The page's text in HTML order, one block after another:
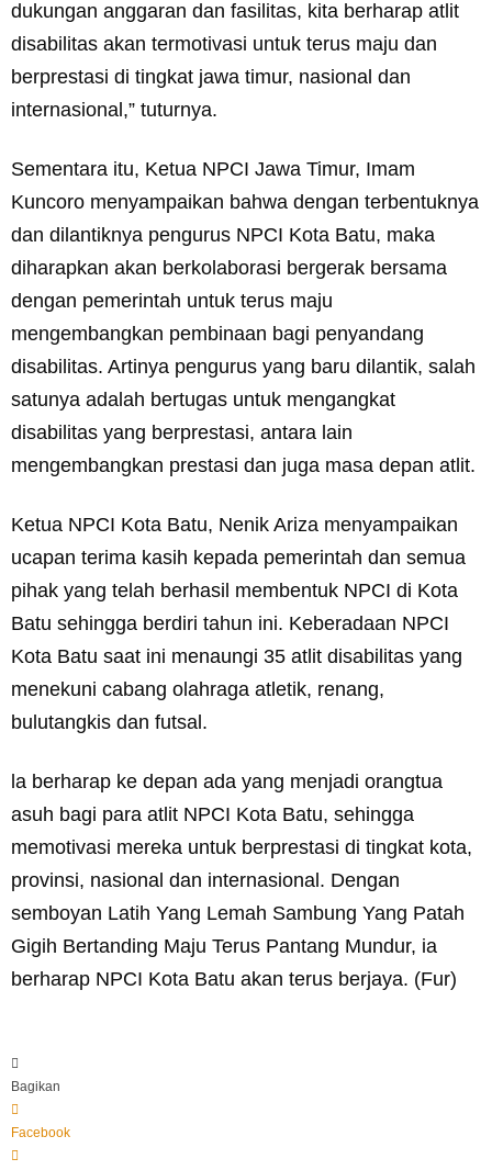
dukungan anggaran dan fasilitas, kita berharap atlit
disabilitas akan termotivasi untuk terus maju dan
berprestasi di tingkat jawa timur, nasional dan
internasional,” tuturnya.
Sementara itu, Ketua NPCI Jawa Timur, Imam
Kuncoro menyampaikan bahwa dengan terbentuknya
dan dilantiknya pengurus NPCI Kota Batu, maka
diharapkan akan berkolaborasi bergerak bersama
dengan pemerintah untuk terus maju
mengembangkan pembinaan bagi penyandang
disabilitas. Artinya pengurus yang baru dilantik, salah
satunya adalah bertugas untuk mengangkat
disabilitas yang berprestasi, antara lain
mengembangkan prestasi dan juga masa depan atlit.
Ketua NPCI Kota Batu, Nenik Ariza menyampaikan
ucapan terima kasih kepada pemerintah dan semua
pihak yang telah berhasil membentuk NPCI di Kota
Batu sehingga berdiri tahun ini. Keberadaan NPCI
Kota Batu saat ini menaungi 35 atlit disabilitas yang
menekuni cabang olahraga atletik, renang,
bulutangkis dan futsal.
la berharap ke depan ada yang menjadi orangtua
asuh bagi para atlit NPCI Kota Batu, sehingga
memotivasi mereka untuk berprestasi di tingkat kota,
provinsi, nasional dan internasional. Dengan
semboyan Latih Yang Lemah Sambung Yang Patah
Gigih Bertanding Maju Terus Pantang Mundur, ia
berharap NPCI Kota Batu akan terus berjaya. (Fur)
Bagikan
Facebook